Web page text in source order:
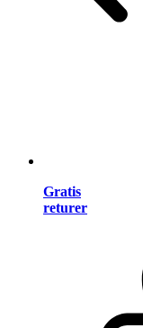
Gratis
returer